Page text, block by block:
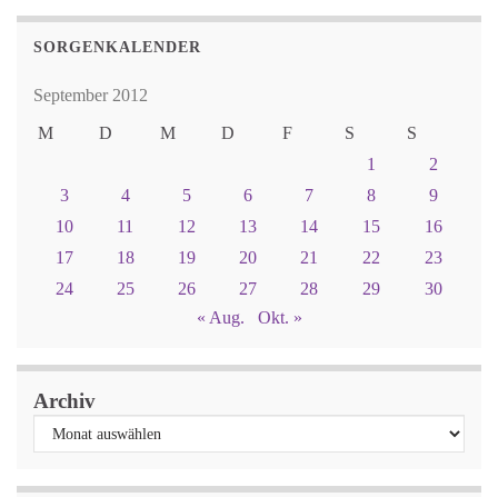
SORGENKALENDER
September 2012
M
D M D F S
S
1
2
3
4 5 6 7 8
9
10
11 12 13 14 15
16
17
18 19 20 21 22
23
24
25 26 27 28 29
30
« Aug.
Okt. »
Archiv